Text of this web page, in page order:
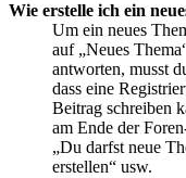
Wie erstelle ich ein
Um ein neues
auf „Neues
antworten, musst
dass eine
Beitrag schreiben
am Ende der
„Du darfst neue
erstellen“ usw.